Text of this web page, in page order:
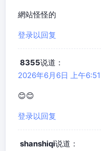
網站怪怪的
登录以回复
8355说道：
2026年6月6日 上午6:51
😊😊
登录以回复
shanshiqi说道：